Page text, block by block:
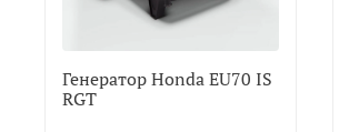
Генератор Honda EU70 IS
RGT